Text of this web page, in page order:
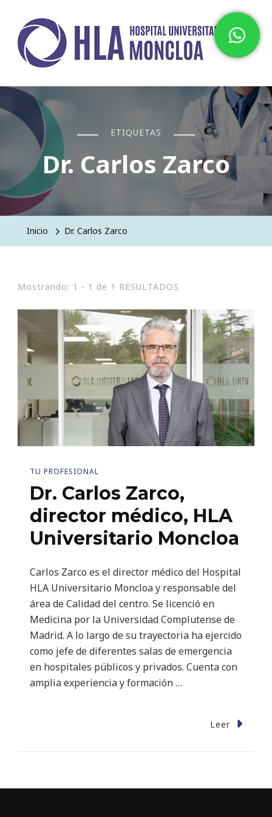
Hospital HLA Universitario
Moncloa
ETIQUETAS
Dr. Carlos Zarco
Inicio Dr. Carlos Zarco
Mostrando: 1 - 1 de 1 RESULTADOS
TU PROFESIONAL
Dr. Carlos Zarco,
director médico, HLA
Universitario Moncloa
Carlos Zarco es el director médico del Hospital
HLA Universitario Moncloa y responsable del
área de Calidad del centro. Se licenció en
Medicina por la Universidad Complutense de
Madrid. A lo largo de su trayectoria ha ejercido
como jefe de diferentes salas de emergencia
en hospitales públicos y privados. Cuenta con
amplia experiencia y formación …
Leer